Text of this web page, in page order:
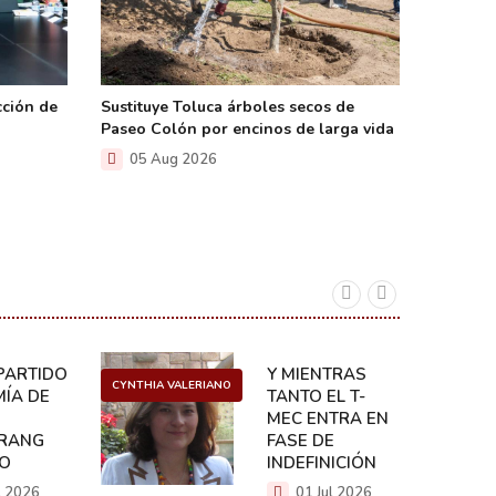
de
Sustituye Toluca árboles secos de
Paseo Colón por encinos de larga vida
05 Aug 2026
DE
CYNTHIA VALERIANO
Y MIENTRAS
TANTO EL T-
MEC ENTRA EN
FASE DE
INDEFINICIÓN